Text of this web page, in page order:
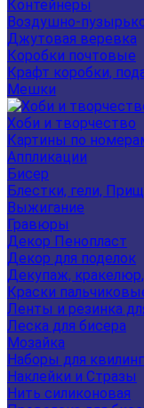
Контейнеры
Воздушно-
Джутовая веревка
Коробки почтовые
Крафт коробки,
Мешки
Хоби и творчество
Картины по
Аппликации
Бисер
Блестки, гели,
Выжигание
Гравюры
Декор Пенопласт
Декор для поделок
Декупаж,
Краски
Ленты и резинка
Леска для бисера
Мозайка
Наборы для
Наклейки и Стразы
Нить силиконовая